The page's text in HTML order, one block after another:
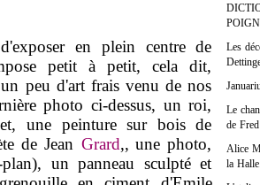
Les
Le
de
Alice
la
en plein centre de
petit à petit, cela dit,
peu d'art frais venu de nos
photo ci-dessus, un roi,
une peinture sur bois de
de Jean Grard,, une photo,
un panneau sculpté et